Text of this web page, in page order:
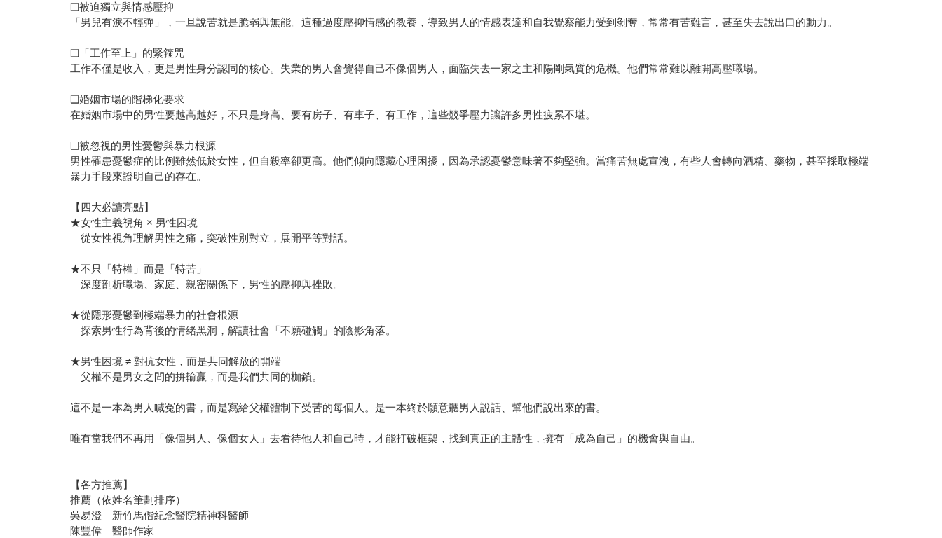
❏被迫獨立與情感壓抑
「男兒有淚不輕彈」，一旦說苦就是脆弱與無能。這種過度壓抑情感的教養，導致男人的情感表達和自我覺察能力受到剝奪，常常有苦難言，甚至失去說出口的動力。
❏「工作至上」的緊箍咒
工作不僅是收入，更是男性身分認同的核心。失業的男人會覺得自己不像個男人，面臨失去一家之主和陽剛氣質的危機。他們常常難以離開高壓職場。
❏婚姻市場的階梯化要求
在婚姻市場中的男性要越高越好，不只是身高、要有房子、有車子、有工作，這些競爭壓力讓許多男性疲累不堪。
❏被忽視的男性憂鬱與暴力根源
男性罹患憂鬱症的比例雖然低於女性，但自殺率卻更高。他們傾向隱藏心理困擾，因為承認憂鬱意味著不夠堅強。當痛苦無處宣洩，有些人會轉向酒精、藥物，甚至採取極端
暴力手段來證明自己的存在。
【四大必讀亮點】
★女性主義視角 × 男性困境
從女性視角理解男性之痛，突破性別對立，展開平等對話。
★不只「特權」而是「特苦」
深度剖析職場、家庭、親密關係下，男性的壓抑與挫敗。
★從隱形憂鬱到極端暴力的社會根源
探索男性行為背後的情緒黑洞，解讀社會「不願碰觸」的陰影角落。
★男性困境 ≠ 對抗女性，而是共同解放的開端
父權不是男女之間的拚輸贏，而是我們共同的枷鎖。
這不是一本為男人喊冤的書，而是寫給父權體制下受苦的每個人。是一本終於願意聽男人說話、幫他們說出來的書。
唯有當我們不再用「像個男人、像個女人」去看待他人和自己時，才能打破框架，找到真正的主體性，擁有「成為自己」的機會與自由。
【各方推薦】
推薦（依姓名筆劃排序）
吳易澄｜新竹馬偕紀念醫院精神科醫師
陳豐偉｜醫師作家